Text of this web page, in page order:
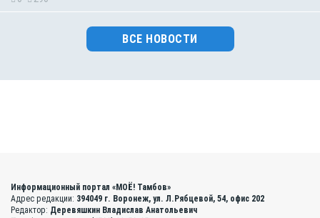
ВСЕ НОВОСТИ
Информационный портал «МОЁ! Тамбов»
Адрес редакции: 394049 г. Воронеж, ул. Л.Рябцевой, 54, офис 202
Редактор: Деревяшкин Владислав Анатольевич